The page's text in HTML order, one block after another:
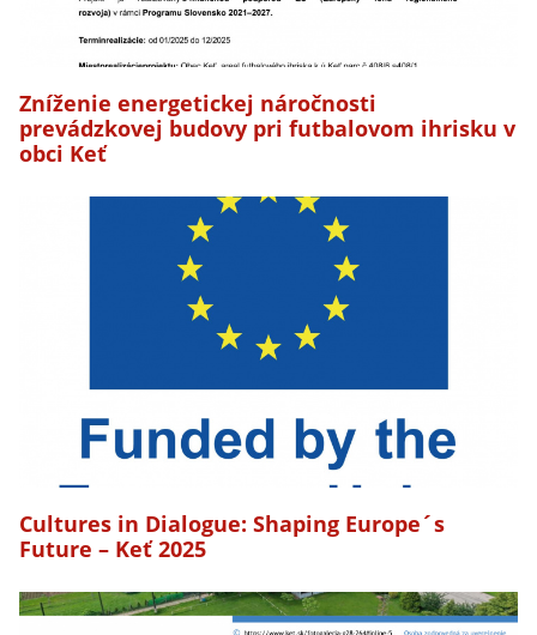
Zníženie energetickej náročnosti
prevádzkovej budovy pri futbalovom ihrisku v
obci Keť
Cultures in Dialogue: Shaping Europe´s
Future – Keť 2025